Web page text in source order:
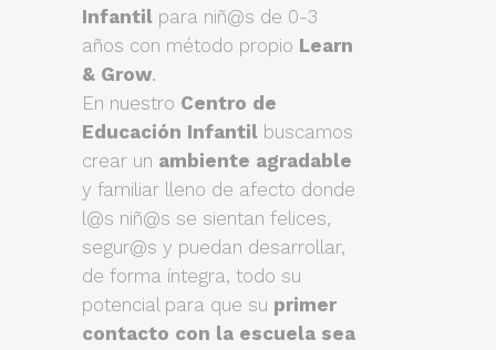
Infantil para niñ@s de 0-3
años con método propio Learn
& Grow.
En nuestro Centro de
Educación Infantil buscamos
crear un ambiente agradable
y familiar lleno de afecto donde
l@s niñ@s se sientan felices,
segur@s y puedan desarrollar,
de forma íntegra, todo su
potencial para que su primer
contacto con la escuela sea